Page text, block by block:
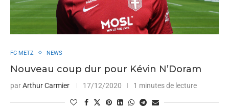
FC METZ NEWS
Nouveau coup dur pour Kévin N’Doram
parArthur Carmier 17/12/2020 1 minutes de lecture